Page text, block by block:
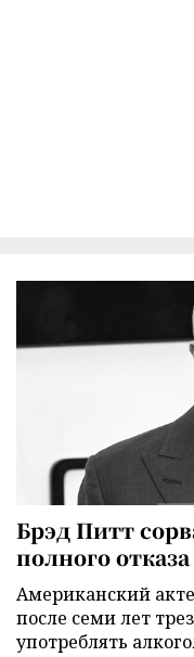
Брэд Питт
полного
Американский
после семи лет
употреблять